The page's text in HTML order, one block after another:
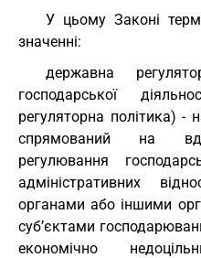
У цьому Законі
значенні:
державна
господарської
регуляторна політика) -
спрямований на
регулювання
адміністративних
органами або іншими
суб’єктами
економічно